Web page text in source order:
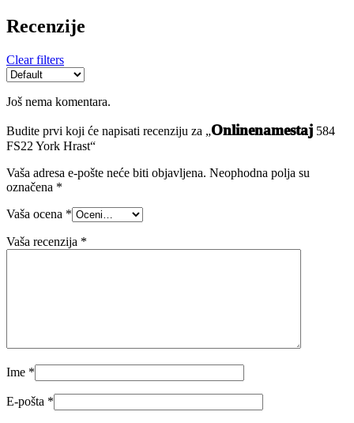
Recenzije
Clear filters
Još nema komentara.
Budite prvi koji će napisati recenziju za „Onlinenamestaj 584
FS22 York Hrast“
Vaša adresa e-pošte neće biti objavljena. Neophodna polja su
označena *
Vaša ocena *
Vaša recenzija *
Ime *
E-pošta *